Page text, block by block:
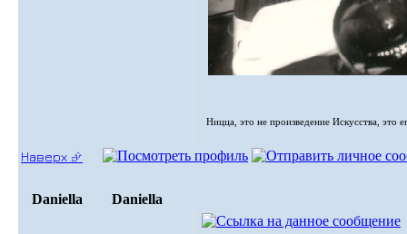
Ницца, это не произведение Искусства, это
Наверх ⮵
Daniella Daniella